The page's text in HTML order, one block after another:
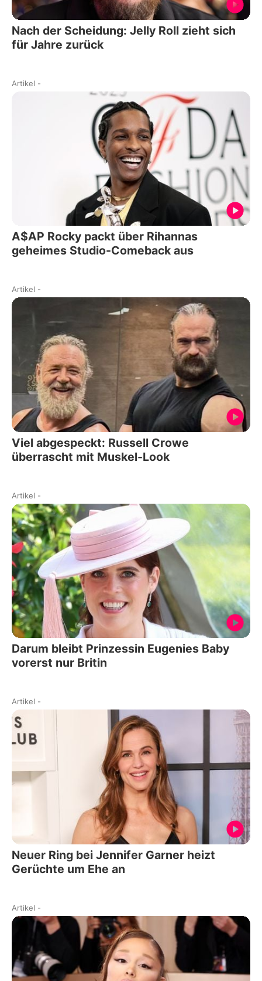
Nach der Scheidung: Jelly Roll zieht sich
für Jahre zurück
Artikel -
A$AP Rocky packt über Rihannas
geheimes Studio-Comeback aus
Artikel -
Viel abgespeckt: Russell Crowe
überrascht mit Muskel-Look
Artikel -
Darum bleibt Prinzessin Eugenies Baby
vorerst nur Britin
Artikel -
Neuer Ring bei Jennifer Garner heizt
Gerüchte um Ehe an
Artikel -